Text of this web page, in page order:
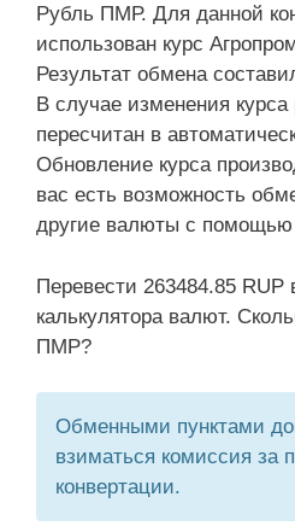
Рубль ПМР. Для данной
использован курс
Результат обмена
В случае изменения курса
пересчитан в
Обновление курса
вас есть возможность
другие валюты с
Перевести 263484.85
калькулятора валют.
ПМР?
Обменными пунктами
взиматься комиссия за
конвертации.